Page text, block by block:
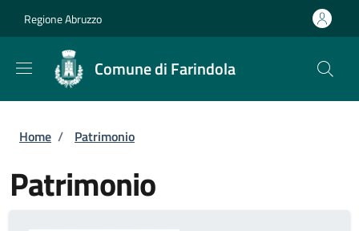
Regione Abruzzo
Comune di Farindola
Briciole di pane
Home / Patrimonio
Patrimonio